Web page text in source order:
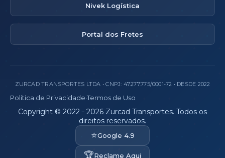
Nivek Logística
Portal dos Fretes
ZURCAD TRANSPORTES LTDA • CNPJ: 47.277.775/0001-72 • DESDE 2022
Política de Privacidade·Termos de Uso
Copyright © 2022 - 2026 Zurcad Transportes. Todos os
direitos reservados.
⭐Google 4.9
🏆Reclame Aqui